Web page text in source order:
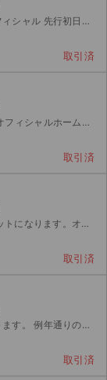
[詳細] リラックスシートチケット親チケ座席付き オフィシャル 先行初日購入分。 分配可能な子チケット...
取引済
[詳細] 【前方エリア抽選可能】山岳サイド席 指定席 オフィシャルホームページ先行で購入しました。 【...
取引済
[詳細] オフィシャル 先行(初日購入) 指定席 共通チケットになります。オフィシャル 先行(初日発...
取引済
[詳細] 列目以内 前方エリアすぐ後ろのブロックになります。 例年通りのブロックならば、中央少し...
取引済